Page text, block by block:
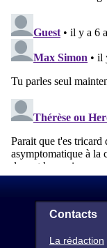
Contacts
La rédaction